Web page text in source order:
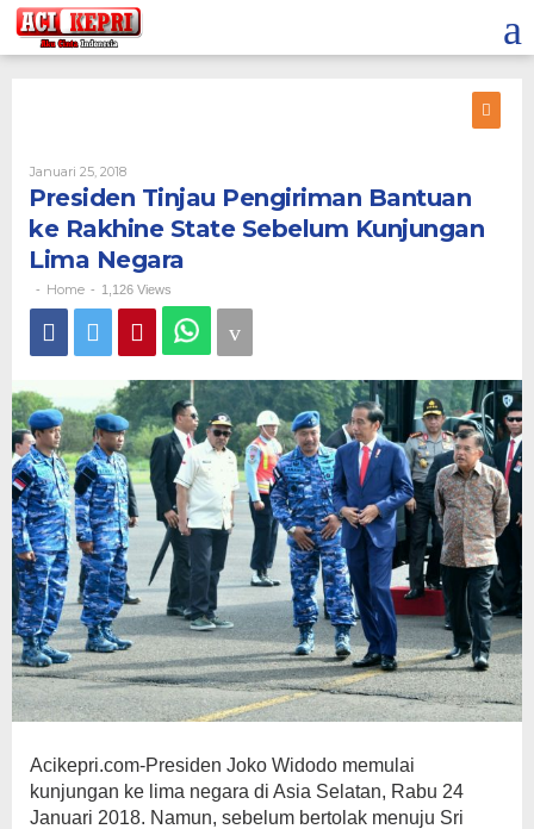
Lewati
ke
konten
Januari 25, 2018Oleh
Presiden Tinjau Pengiriman Bantuan
ke Rakhine State Sebelum Kunjungan
Lima Negara
- Home - 1,126 Views
Acikepri.com-Presiden Joko Widodo memulai
kunjungan ke lima negara di Asia Selatan, Rabu 24
Januari 2018. Namun, sebelum bertolak menuju Sri